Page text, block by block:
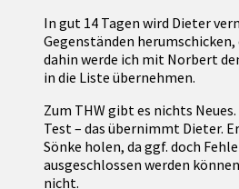
In gut 14 Tagen wird Dieter
Gegenständen
dahin werde ich mit Norbert
in die Liste übernehmen.
Zum THW gibt es nichts
Test – das übernimmt Dieter.
Sönke holen, da ggf. doch
ausgeschlossen werden
nicht.